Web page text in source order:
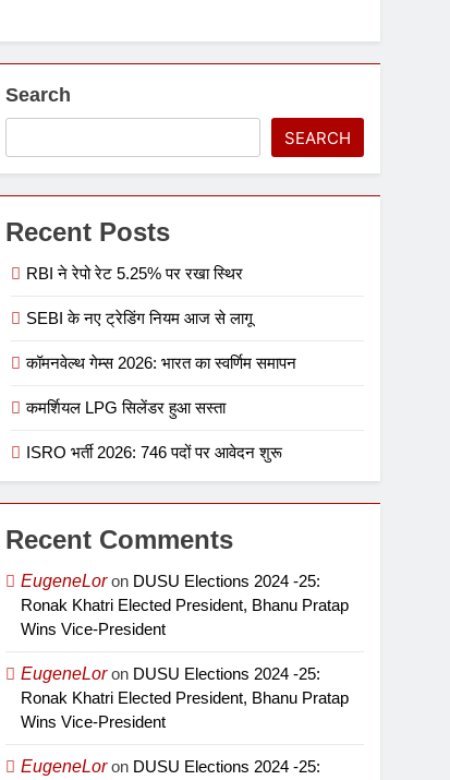
Search
SEARCH
Recent Posts
RBI ने रेपो रेट 5.25% पर रखा स्थिर
SEBI के नए ट्रेडिंग नियम आज से लागू
कॉमनवेल्थ गेम्स 2026: भारत का स्वर्णिम समापन
कमर्शियल LPG सिलेंडर हुआ सस्ता
ISRO भर्ती 2026: 746 पदों पर आवेदन शुरू
Recent Comments
EugeneLoron DUSU Elections 2024 -25:
Ronak Khatri Elected President, Bhanu Pratap
Wins Vice-President
EugeneLoron DUSU Elections 2024 -25:
Ronak Khatri Elected President, Bhanu Pratap
Wins Vice-President
EugeneLoron DUSU Elections 2024 -25: